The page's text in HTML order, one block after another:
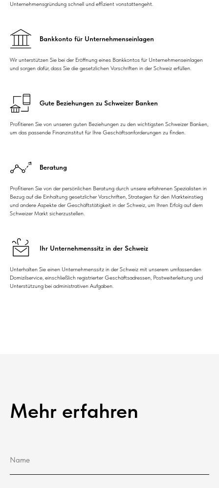
Unternehmensgründung schnell und effizient vonstattengeht.
Bankkonto für Unternehmenseinlagen
Wir unterstützen Sie bei der Eröffnung eines Bankkontos für Unternehmenseinlagen
und sorgen dafür, dass Sie die gesetzlichen Vorschriften in der Schweiz erfüllen.
Gute Beziehungen zu Schweizer Banken
Profitieren Sie von unseren guten Beziehungen zu den wichtigsten Schweizer Banken,
um das passende Finanzinstitut für Ihre Geschäftsanforderungen zu finden.
Beratung
Profitieren Sie von der persönlichen Beratung durch unsere erfahrenen Spezialisten in
Bezug auf die Einhaltung gesetzlicher Vorschriften, Strategien für den Markteinstieg
und andere Aspekte der Geschäftstätigkeit in der Schweiz, um Ihren Erfolg auf dem
Schweizer Markt sicherzustellen.
Ihr Unternehmenssitz in der Schweiz
Unterhalten Sie einen Unternehmenssitz in der Schweiz mit unserem umfassenden
Domizilservice, einschließlich registrierter Geschäftsadressen, Postweiterleitung und
Unterstützung bei administrativen Aufgaben.
Mehr erfahren